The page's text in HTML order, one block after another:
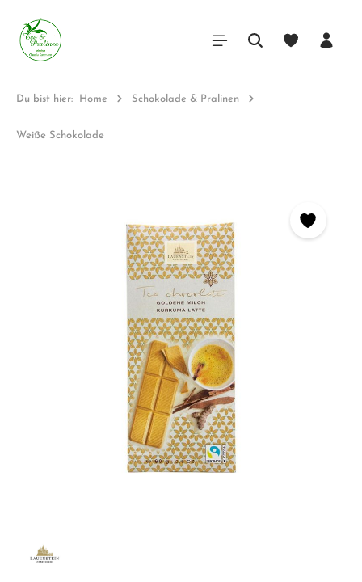
Du bist hier: Home Schokolade & Pralinen
Weiße Schokolade